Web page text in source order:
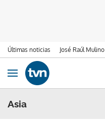
Últimas noticias José Raúl Mulino
Ir al contenido
Obrir navegació
Asia